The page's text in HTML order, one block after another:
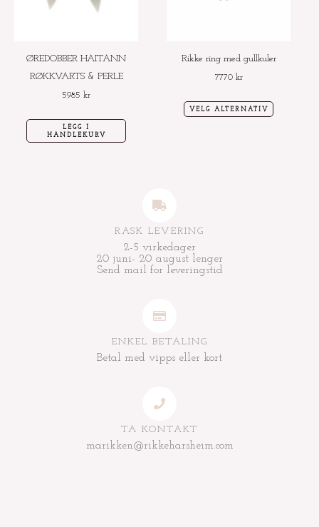
ØREDOBBER HAITANN
RØKKVARTS & PERLE
5985 kr
LEGG I
HANDLEKURV
Rikke ring med gullkuler
7770 kr
VELG ALTERNATIV
RASK LEVERING
2-5 virkedager
20 juni- 20 august lenger
Send mail for leveringstid
ENKEL BETALING
Betal med vipps eller kort
TA KONTAKT
marikken@rikkeharsheim.com